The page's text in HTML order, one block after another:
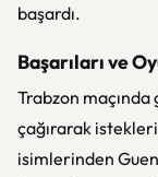
başardı.
Başarıları ve
Trabzon maçında
çağırarak
isimlerinden